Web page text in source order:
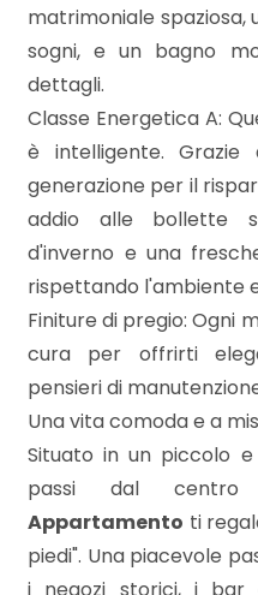
matrimoniale spaziosa,
sogni, e un bagno
dettagli.
Classe Energetica A:
è intelligente.
generazione per il
addio alle bollette
d'inverno e una
rispettando l'ambiente
Finiture di pregio: Ogni
cura per offrirti
pensieri di
Una vita comoda e a
Situato in un piccolo
passi dal
Appartamento ti
piedi". Una piacevole
3
4
5
Bagni
minimi
Qualsiasi
1